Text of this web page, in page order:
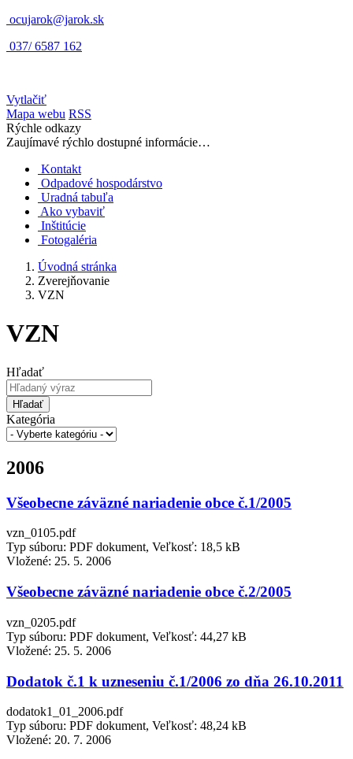
ocujarok@jarok.sk
037/ 6587 162
Vytlačiť
Mapa webu RSS
Rýchle odkazy
Zaujímavé rýchlo dostupné informácie…
Kontakt
Odpadové hospodárstvo
Uradná tabuľa
Ako vybaviť
Inštitúcie
Fotogaléria
Úvodná stránka
Zverejňovanie
VZN
VZN
Hľadať
Hľadať
Kategória
2006
Všeobecne záväzné nariadenie obce č.1/2005
vzn_0105.pdf
Typ súboru: PDF dokument, Veľkosť: 18,5 kB
Vložené: 25. 5. 2006
Všeobecne záväzné nariadenie obce č.2/2005
vzn_0205.pdf
Typ súboru: PDF dokument, Veľkosť: 44,27 kB
Vložené: 25. 5. 2006
Dodatok č.1 k uzneseniu č.1/2006 zo dňa 26.10.2011
dodatok1_01_2006.pdf
Typ súboru: PDF dokument, Veľkosť: 48,24 kB
Vložené: 20. 7. 2006